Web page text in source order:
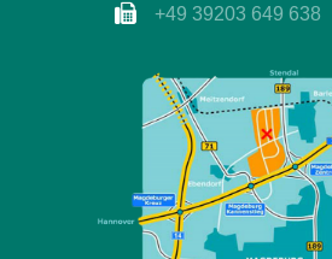
+49 39203 649 638